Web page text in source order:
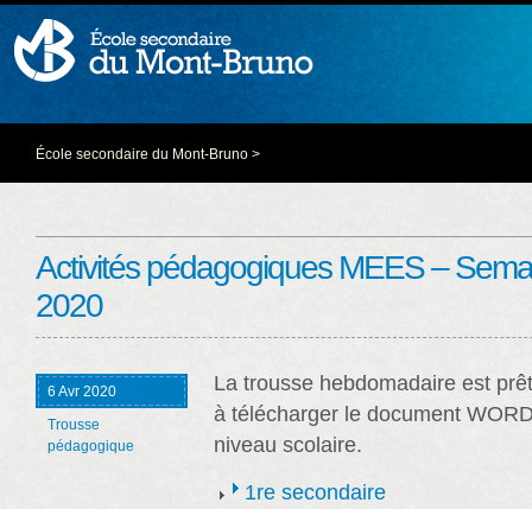
École secondaire du Mont-Bruno >
Activités pédagogiques MEES –
2020
6 Avr 2020
Trousse
pédagogique
La trousse hebdomadaire est
à télécharger le document
niveau scolaire.
1re secondaire